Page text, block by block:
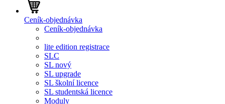
Ceník-objednávka
Ceník-objednávka
lite edition registrace
SLC
SL nový
SL upgrade
SL školní licence
SL studentská licence
Moduly